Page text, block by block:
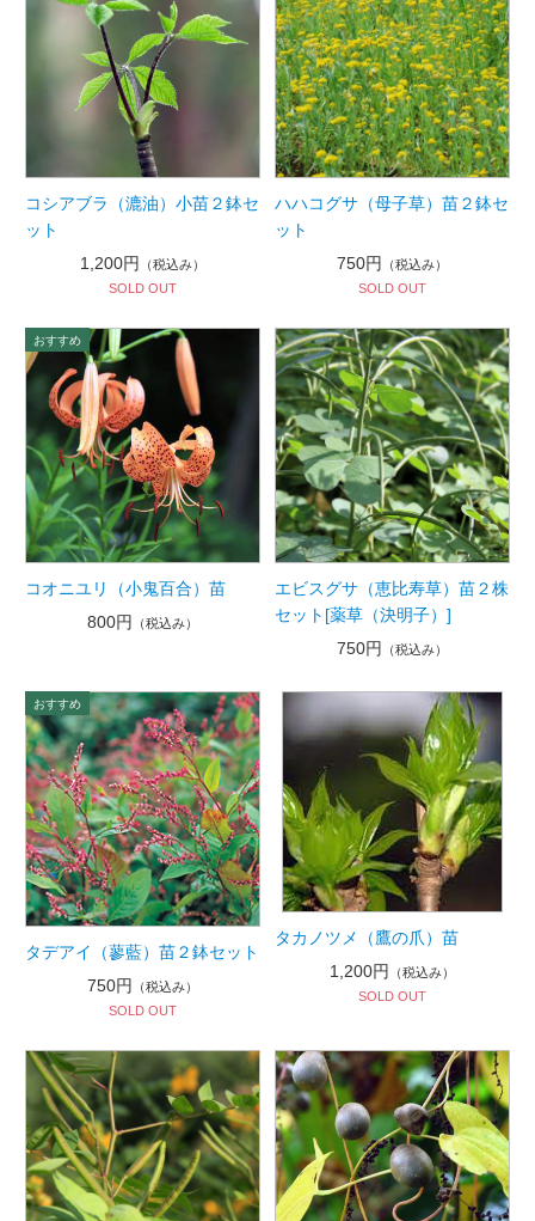
コシアブラ（漉油）小苗２鉢セ
ット
1,200円
（税込み）
SOLD OUT
ハハコグサ（母子草）苗２鉢セ
ット
750円
（税込み）
SOLD OUT
コオニユリ（小鬼百合）苗
800円
（税込み）
エビスグサ（恵比寿草）苗２株
セット[薬草（決明子）]
750円
（税込み）
タデアイ（蓼藍）苗２鉢セット
750円
（税込み）
SOLD OUT
タカノツメ（鷹の爪）苗
1,200円
（税込み）
SOLD OUT